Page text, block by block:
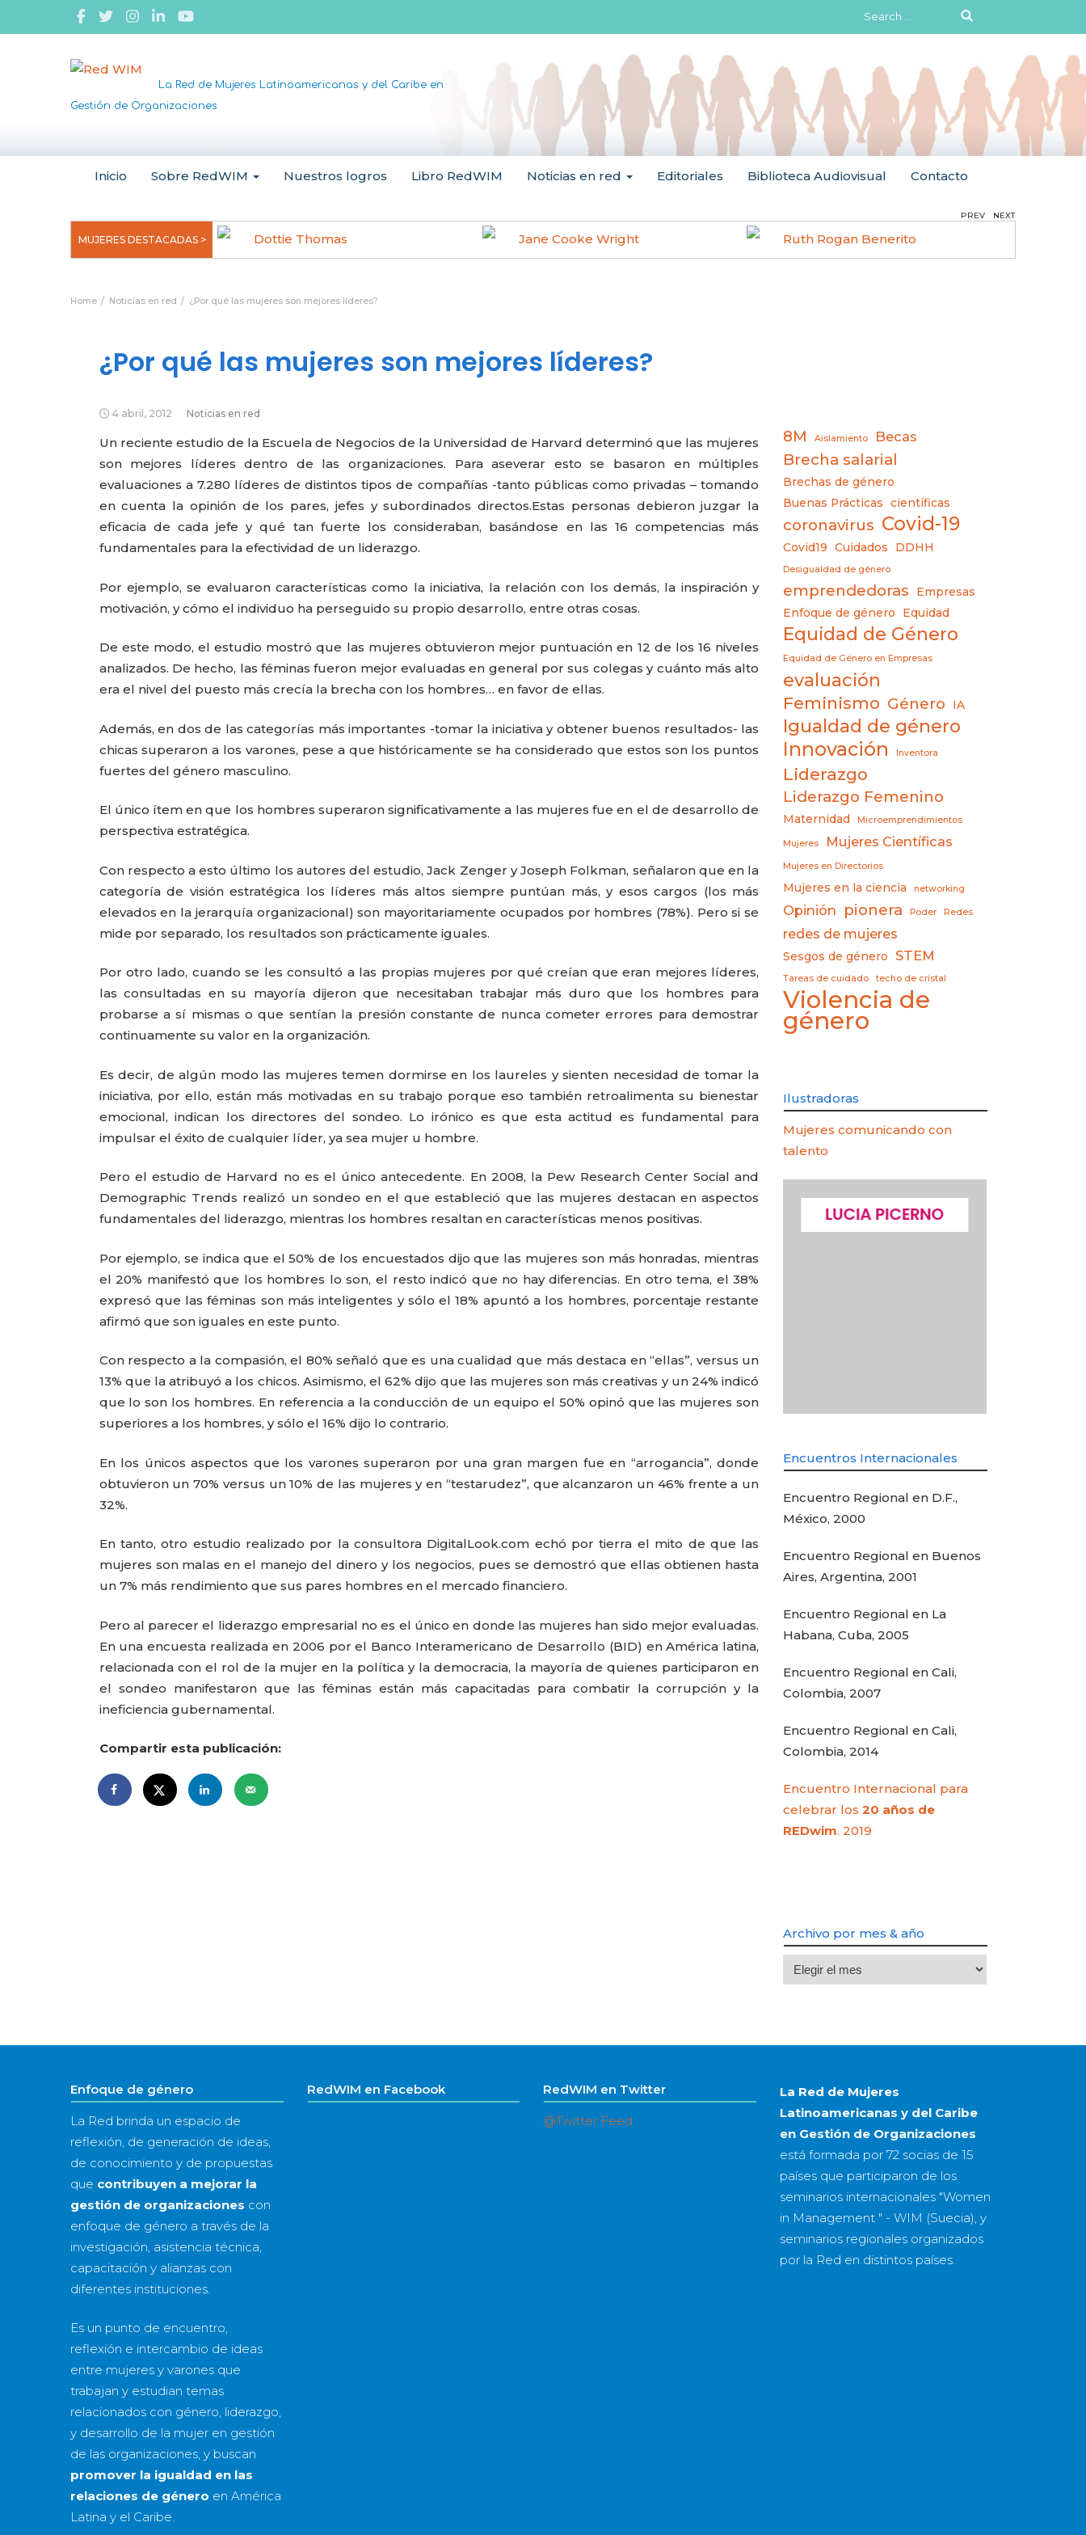
Search
for:
La Red de Mujeres Latinoamericanas y del Caribe en
Gestión de Organizaciones
Inicio Sobre RedWIM Nuestros logros Libro RedWIM Noticias en red Editoriales Biblioteca Audiovisual Contacto
MUJERES DESTACADAS >
Ruiz Robles Dottie Thomas Jane Cooke Wright Ruth Rogan Benerito
PREV NEXT
Home Noticias en red ¿Por qué las mujeres son mejores líderes?
¿Por qué las mujeres son mejores líderes?
4 abril, 2012 Noticias en red
Un reciente estudio de la Escuela de Negocios de la Universidad de Harvard determinó que las mujeres
son mejores líderes dentro de las organizaciones. Para aseverar esto se basaron en múltiples
evaluaciones a 7.280 líderes de distintos tipos de compañías -tanto públicas como privadas – tomando
en cuenta la opinión de los pares, jefes y subordinados directos.Estas personas debieron juzgar la
eficacia de cada jefe y qué tan fuerte los consideraban, basándose en las 16 competencias más
fundamentales para la efectividad de un liderazgo.
Por ejemplo, se evaluaron características como la iniciativa, la relación con los demás, la inspiración y
motivación, y cómo el individuo ha perseguido su propio desarrollo, entre otras cosas.
De este modo, el estudio mostró que las mujeres obtuvieron mejor puntuación en 12 de los 16 niveles
analizados. De hecho, las féminas fueron mejor evaluadas en general por sus colegas y cuánto más alto
era el nivel del puesto más crecía la brecha con los hombres… en favor de ellas.
Además, en dos de las categorías más importantes -tomar la iniciativa y obtener buenos resultados- las
chicas superaron a los varones, pese a que históricamente se ha considerado que estos son los puntos
fuertes del género masculino.
El único ítem en que los hombres superaron significativamente a las mujeres fue en el de desarrollo de
perspectiva estratégica.
Con respecto a esto último los autores del estudio, Jack Zenger y Joseph Folkman, señalaron que en la
categoría de visión estratégica los líderes más altos siempre puntúan más, y esos cargos (los más
elevados en la jerarquía organizacional) son mayoritariamente ocupados por hombres (78%). Pero si se
mide por separado, los resultados son prácticamente iguales.
Por otro lado, cuando se les consultó a las propias mujeres por qué creían que eran mejores líderes,
las consultadas en su mayoría dijeron que necesitaban trabajar más duro que los hombres para
probarse a sí mismas o que sentían la presión constante de nunca cometer errores para demostrar
continuamente su valor en la organización.
Es decir, de algún modo las mujeres temen dormirse en los laureles y sienten necesidad de tomar la
iniciativa, por ello, están más motivadas en su trabajo porque eso también retroalimenta su bienestar
emocional, indican los directores del sondeo. Lo irónico es que esta actitud es fundamental para
impulsar el éxito de cualquier líder, ya sea mujer u hombre.
Pero el estudio de Harvard no es el único antecedente. En 2008, la Pew Research Center Social and
Demographic Trends realizó un sondeo en el que estableció que las mujeres destacan en aspectos
fundamentales del liderazgo, mientras los hombres resaltan en características menos positivas.
Por ejemplo, se indica que el 50% de los encuestados dijo que las mujeres son más honradas, mientras
el 20% manifestó que los hombres lo son, el resto indicó que no hay diferencias. En otro tema, el 38%
expresó que las féminas son más inteligentes y sólo el 18% apuntó a los hombres, porcentaje restante
afirmó que son iguales en este punto.
Con respecto a la compasión, el 80% señaló que es una cualidad que más destaca en “ellas”, versus un
13% que la atribuyó a los chicos. Asimismo, el 62% dijo que las mujeres son más creativas y un 24% indicó
que lo son los hombres. En referencia a la conducción de un equipo el 50% opinó que las mujeres son
superiores a los hombres, y sólo el 16% dijo lo contrario.
En los únicos aspectos que los varones superaron por una gran margen fue en “arrogancia”, donde
obtuvieron un 70% versus un 10% de las mujeres y en “testarudez”, que alcanzaron un 46% frente a un
32%.
En tanto, otro estudio realizado por la consultora DigitalLook.com echó por tierra el mito de que las
mujeres son malas en el manejo del dinero y los negocios, pues se demostró que ellas obtienen hasta
un 7% más rendimiento que sus pares hombres en el mercado financiero.
Pero al parecer el liderazgo empresarial no es el único en donde las mujeres han sido mejor evaluadas.
En una encuesta realizada en 2006 por el Banco Interamericano de Desarrollo (BID) en América latina,
relacionada con el rol de la mujer en la política y la democracia, la mayoría de quienes participaron en
el sondeo manifestaron que las féminas están más capacitadas para combatir la corrupción y la
ineficiencia gubernamental.
Compartir esta publicación:
8M Aislamiento Becas
Brecha salarial
Brechas de género
Buenas Prácticas
científicas
coronavirus Covid-19
Covid19 Cuidados DDHH
Desigualdad de género
emprendedoras
Empresas
Enfoque de género
Equidad
Equidad de Género
Equidad de Género en Empresas
evaluación
Feminismo Género IA
Igualdad de género
Innovación Inventora
Liderazgo
Liderazgo Femenino
Maternidad Microemprendimientos
Mujeres Mujeres Científicas
Mujeres en Directorios
Mujeres en la ciencia networking
Opinión pionera Poder Redes
redes de mujeres
Sesgos de género STEM
Tareas de cuidado techo de cristal
Violencia de
género
Ilustradoras
Mujeres comunicando con
talento
CARLA PILLA PATRICIA JACQUES LUCRECIA ARAOZ LUCIA PICERNO
Encuentros Internacionales
Encuentro Regional en D.F.,
México, 2000
Encuentro Regional en Buenos
Aires, Argentina, 2001
Encuentro Regional en La
Habana, Cuba, 2005
Encuentro Regional en Cali,
Colombia, 2007
Encuentro Regional en Cali,
Colombia, 2014
Encuentro Internacional para
celebrar los20 años de
REDwim. 2019
Archivo por mes & año
Archivo
por
año
Enfoque de género
La Red brinda un espacio de
reflexión, de generación de ideas,
de conocimiento y de propuestas
que contribuyen a mejorar la
gestión de organizaciones con
enfoque de género a través de la
investigación, asistencia técnica,
capacitación y alianzas con
diferentes instituciones.
Es un punto de encuentro,
reflexión e intercambio de ideas
entre mujeres y varones que
trabajan y estudian temas
relacionados con género, liderazgo,
y desarrollo de la mujer en gestión
de las organizaciones, y buscan
promover la igualdad en las
relaciones de género en América
Latina y el Caribe.
RedWIM en Facebook RedWIM en Twitter
@Twitter Feed
La Red de Mujeres
Latinoamericanas y del Caribe
en Gestión de Organizaciones
está formada por 72 sociasde 15
paísesque participaron de los
seminarios internacionales "Women
in Management " - WIM (Suecia), y
seminarios regionales organizados
por la Red en distintos países.